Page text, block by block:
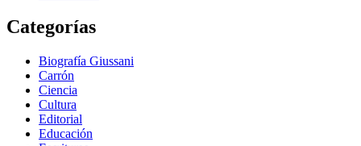
Categorías
Biografía Giussani
Carrón
Ciencia
Cultura
Editorial
Educación